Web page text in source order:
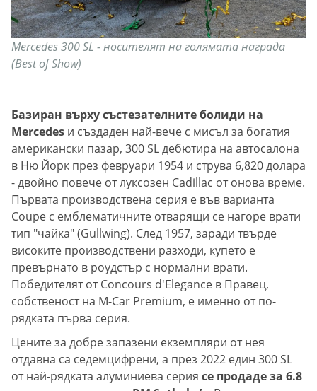
Mercedes 300 SL - носителят на голямата награда
(Best of Show)
Базиран върху състезателните болиди на
Mercedes и създаден най-вече с мисъл за богатия
американски пазар, 300 SL дебютира на автосалона
в Ню Йорк през февруари 1954 и струва 6,820 долара
- двойно повече от луксозен Cadillac от онова време.
Първата производствена серия е във варианта
Coupe с емблематичните отварящи се нагоре врати
тип "чайка" (Gullwing). След 1957, заради твърде
високите производствени разходи, купето е
превърнато в роудстър с нормални врати.
Победителят от Concours d'Elegance в Правец,
собственост на M-Car Premium, е именно от по-
рядката първа серия.
Цените за добре запазени екземпляри от нея
отдавна са седемцифрени, а през 2022 един 300 SL
от най-рядката алуминиева серия се продаде за 6.8